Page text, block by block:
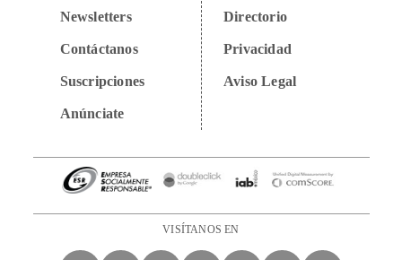
Newsletters
Contáctanos
Suscripciones
Anúnciate
Directorio
Privacidad
Aviso Legal
VISÍTANOS EN